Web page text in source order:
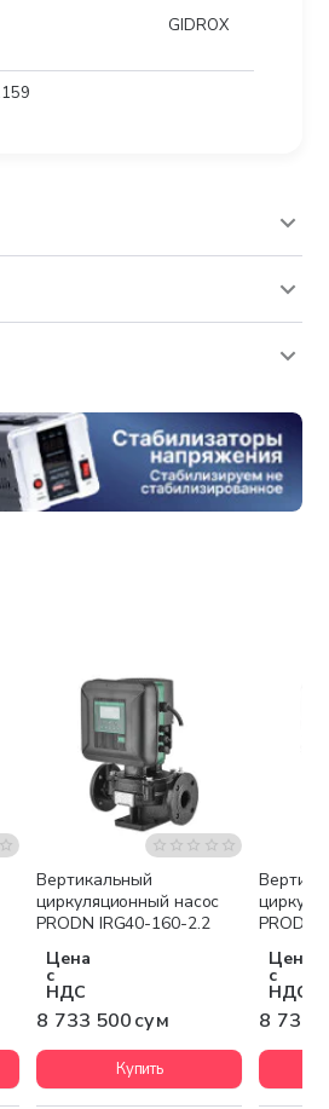
GIDROX
НОВИНКА
Бесплатная доставка
Вертикальный
циркуляционный насос
PRODN IRG40-160-2.2
Цена
с
НДС
8 733 500 сум
Купить
PRODN
Цена
с
НДС
8 733